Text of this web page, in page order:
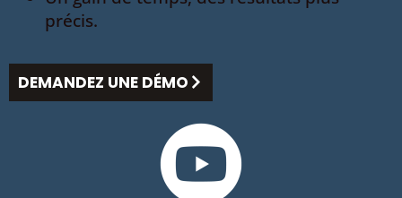
précis.
DEMANDEZ UNE DÉMO